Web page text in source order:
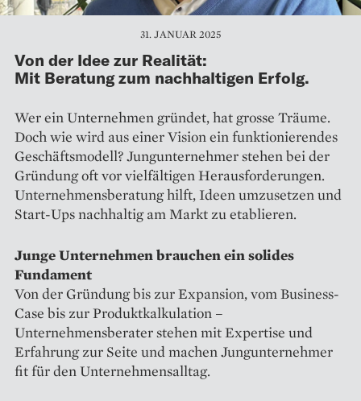
31. JANUAR 2025
Von der Idee zur Realität:
Mit Beratung zum nachhaltigen Erfolg.
Wer ein Unternehmen gründet, hat grosse Träume.
Doch wie wird aus einer Vision ein funktionierendes
Geschäftsmodell? Jungunternehmer stehen bei der
Gründung oft vor vielfältigen Herausforderungen.
Unternehmensberatung hilft, Ideen umzusetzen und
Start-Ups nachhaltig am Markt zu etablieren.
Junge Unternehmen brauchen ein solides
Fundament
Von der Gründung bis zur Expansion, vom Business-
Case bis zur Produktkalkulation –
Unternehmensberater stehen mit Expertise und
Erfahrung zur Seite und machen Jungunternehmer
fit für den Unternehmensalltag.